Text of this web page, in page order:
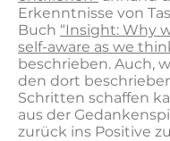
Erkenntnisse von
Buch “Insight: Why
self-aware as we
beschrieben. Auch,
den dort
Schritten schaffen
aus der
zurück ins Positive